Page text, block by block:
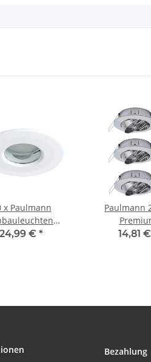
x Paulmann
Set
24,99 € *
Paulmann
14,81 €
Bezahlung